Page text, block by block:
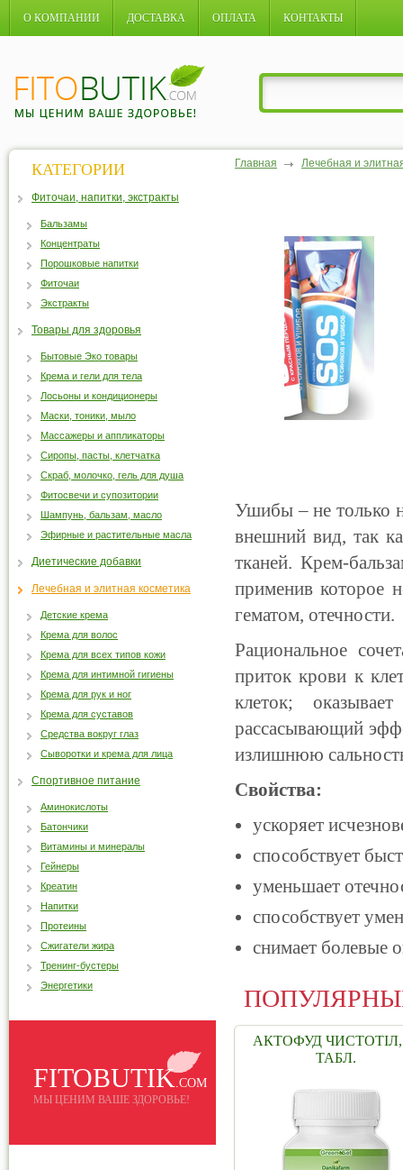
О КОМПАНИИ ДОСТАВКА ОПЛАТА КОНТАКТЫ
Главная Лечебная и
Ушибы – не только
внешний вид, так
тканей. Крем-
применив которое
гематом, отечности.
Рациональное
приток крови к
клеток;
рассасывающий
излишнюю
Свойства:
ускоряет
способствует
уменьшает
способствует
снимает болевые
АКТОФУД ЧИСТОТІЛ,
ТАБЛ.
КАТЕГОРИИ
Фиточаи, напитки, экстракты
Бальзамы
Концентраты
Порошковые напитки
Фиточаи
Экстракты
Товары для здоровья
Бытовые Эко товары
Крема и гели для тела
Лосьоны и кондиционеры
Маски, тоники, мыло
Массажеры и аппликаторы
Сиропы, пасты, клетчатка
Скраб, молочко, гель для душа
Фитосвечи и супозитории
Шампунь, бальзам, масло
Эфирные и растительные масла
Диетические добавки
Лечебная и элитная косметика
Детские крема
Крема для волос
Крема для всех типов кожи
Крема для интимной гигиены
Крема для рук и ног
Крема для суставов
Средства вокруг глаз
Сыворотки и крема для лица
Спортивное питание
Аминокислоты
Батончики
Витамины и минералы
Гейнеры
Креатин
Напитки
Протеины
Сжигатели жира
Тренинг-бустеры
Энергетики
FITOBUTIK.COM
МЫ ЦЕНИМ ВАШЕ ЗДОРОВЬЕ!